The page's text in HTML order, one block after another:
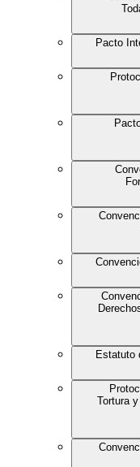
Pacto
Estatuto
Tortura